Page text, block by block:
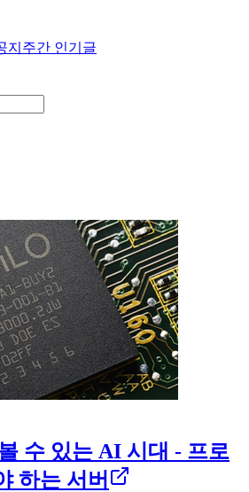
지 주간 인기글
수 있는 AI 시대 - 프로
하는 서버